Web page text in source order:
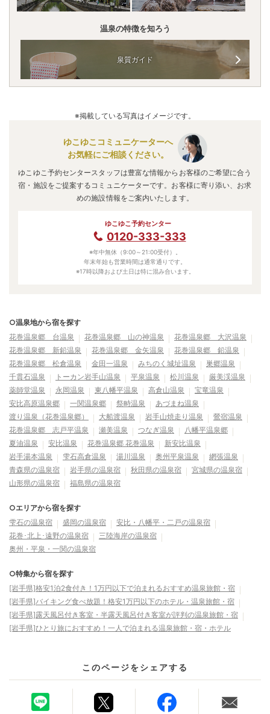
温泉の特徴を知ろう
泉質ガイド
※掲載している写真はイメージです。
ゆこゆこコミュニケーターへ
お気軽にご相談ください。
ゆこゆこ予約センタースタッフは豊富な情報からお客様のご希望に合う
宿・施設をご提案するコミュニケーターです。お客様に寄り添い、お求
めの施設情報をご案内いたします。
ゆこゆこ予約センター
0120-333-333
※年中無休（9:00～21:00受付）。
年末年始も営業時間は通常通りです。
※17時以降および土日は特に混み合います。
○温泉地から宿を探す
花巻温泉郷 台温泉
花巻温泉郷 山の神温泉
花巻温泉郷 大沢温泉
花巻温泉郷 新鉛温泉
花巻温泉郷 金矢温泉
花巻温泉郷 鉛温泉
花巻温泉郷 松倉温泉
金田一温泉 みちのく城址温泉
巣郷温泉
千貫石温泉
トーカン岩手山温泉 平泉温泉 松川温泉
厳美渓温泉
薬師堂温泉
永岡温泉 東八幡平温泉 高倉山温泉
宝竜温泉
安比高原温泉郷
一関温泉郷 祭畤温泉
あづまね温泉
渡り温泉（花巻温泉郷）
大船渡温泉 岩手山焼走り温泉
鶯宿温泉
花巻温泉郷 志戸平温泉
瀬美温泉 つなぎ温泉
八幡平温泉郷
夏油温泉
安比温泉 花巻温泉郷 花巻温泉
新安比温泉
岩手湯本温泉
雫石高倉温泉 湯川温泉 奥州平泉温泉
網張温泉
青森県の温泉宿
岩手県の温泉宿 秋田県の温泉宿
宮城県の温泉宿
山形県の温泉宿
福島県の温泉宿
○エリアから宿を探す
雫石の温泉宿
盛岡の温泉宿
安比・八幡平・二戸の温泉宿
花巻･北上･遠野の温泉宿
三陸海岸の温泉宿
奥州・平泉・一関の温泉宿
○特集から宿を探す
[岩手県]格安1泊2食付き！1万円以下で泊まれるおすすめ温泉旅館・宿
[岩手県]バイキング食べ放題！格安1万円以下のホテル・温泉旅館・宿
[岩手県]露天風呂付き客室・半露天風呂付き客室が評判の温泉旅館・宿
[岩手県]ひとり旅におすすめ！一人で泊まれる温泉旅館・宿・ホテル
このページをシェアする